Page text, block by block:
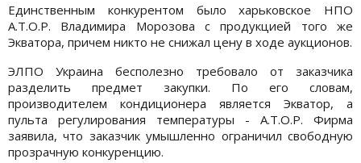
Единственным конкурентом было харьковское НПО
А.Т.О.Р. Владимира Морозова с продукцией того же
Экватора, причем никто не снижал цену в ходе аукционов.
ЭЛПО Украина бесполезно требовало от заказчика
разделить предмет закупки. По его словам,
производителем кондиционера является Экватор, а
пульта регулирования температуры - А.Т.О.Р. Фирма
заявила, что заказчик умышленно ограничил свободную
прозрачную конкуренцию.